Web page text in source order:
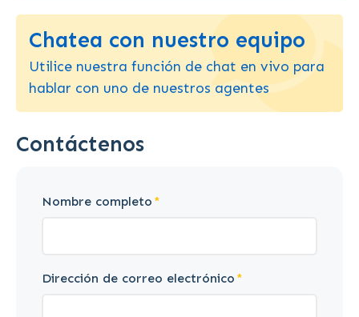
Chatea con nuestro equipo
Utilice nuestra función de chat en vivo para
hablar con uno de nuestros agentes
Contáctenos
Nombre completo
Dirección de correo electrónico